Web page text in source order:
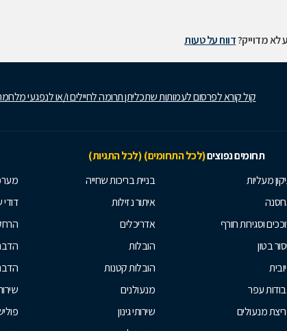
מדוייק?דווח על טעות
קול קורא לפרסום לעמותות שתכליתן תרומה לחיילים ו/או לנפגעי
תחומים נפוצים(לכל התחומים) (לכל התגיות)
מעליות
וסגירות חורף
בטון
עפר
מנעולים
בניית בריכות שחייה
איתור נזילות
אדריכלים
הובלות
הובלות קטנות
מנעולנים
שירותי גינון